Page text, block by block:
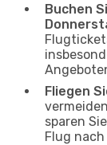
Buchen
Fliegen
sparen
Flug